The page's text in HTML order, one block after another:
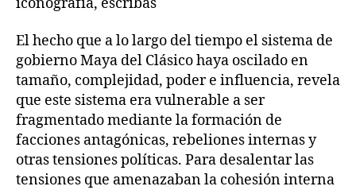
El hecho que a lo largo del tiempo el sistema de
gobierno Maya del Clásico haya oscilado en
tamaño, complejidad, poder e influencia, revela
que este sistema era vulnerable a ser
fragmentado mediante la formación de
facciones antagónicas, rebeliones internas y
otras tensiones políticas. Para desalentar las
tensiones que amenazaban la cohesión interna